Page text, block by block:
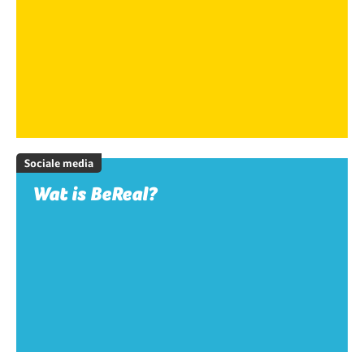
Sociale media
Wat is BeReal?